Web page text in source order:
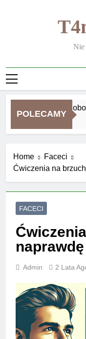
Nie
POLECAMY
Jakie zasady
Home
Faceci
Ćwiczenia na
FACECI
naprawdę
Admin 2 Lata